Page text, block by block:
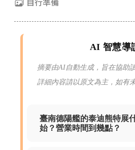
AI 智慧導
摘要由AI自動生成，旨在協助
詳細內容請以原文為主，如有
臺南德陽艦的泰迪熊特展
始？營業時間到幾點？